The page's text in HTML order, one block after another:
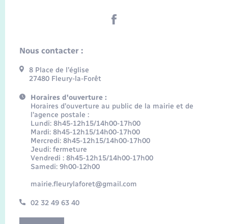
Nous contacter :
8 Place de l’église
27480 Fleury-la-Forêt
Horaires d'ouverture :
Horaires d’ouverture au public de la mairie et de
l’agence postale :
Lundi: 8h45-12h15/14h00-17h00
Mardi: 8h45-12h15/14h00-17h00
Mercredi: 8h45-12h15/14h00-17h00
Jeudi: fermeture
Vendredi : 8h45-12h15/14h00-17h00
Samedi: 9h00-12h00
mairie.fleurylaforet@gmail.com
02 32 49 63 40